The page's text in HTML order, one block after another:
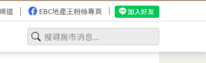
道 EBC地產王粉絲專頁 加入好友